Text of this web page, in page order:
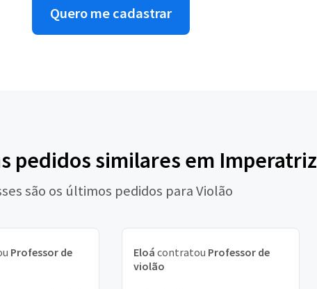
Quero me cadastrar
pedidos similares em Imperatriz
são os últimos pedidos para Violão
Professor de
Eloá contratou Professor de
violão